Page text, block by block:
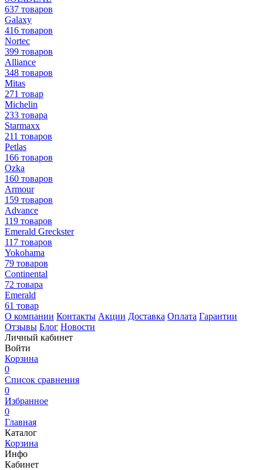
637 товаров
Galaxy
416 товаров
Nortec
399 товаров
Alliance
348 товаров
Mitas
271 товар
Michelin
233 товара
Starmaxx
211 товаров
Petlas
166 товаров
Ozka
160 товаров
Armour
159 товаров
Advance
119 товаров
Emerald Greckster
117 товаров
Yokohama
79 товаров
Continental
72 товара
Emerald
61 товар
О компании Контакты Акции Доставка Оплата Гарантии
Отзывы Блог Новости
Личный кабинет
Войти
Корзина
0
Список сравнения
0
Избранное
0
Главная
Каталог
Корзина
Инфо
Кабинет